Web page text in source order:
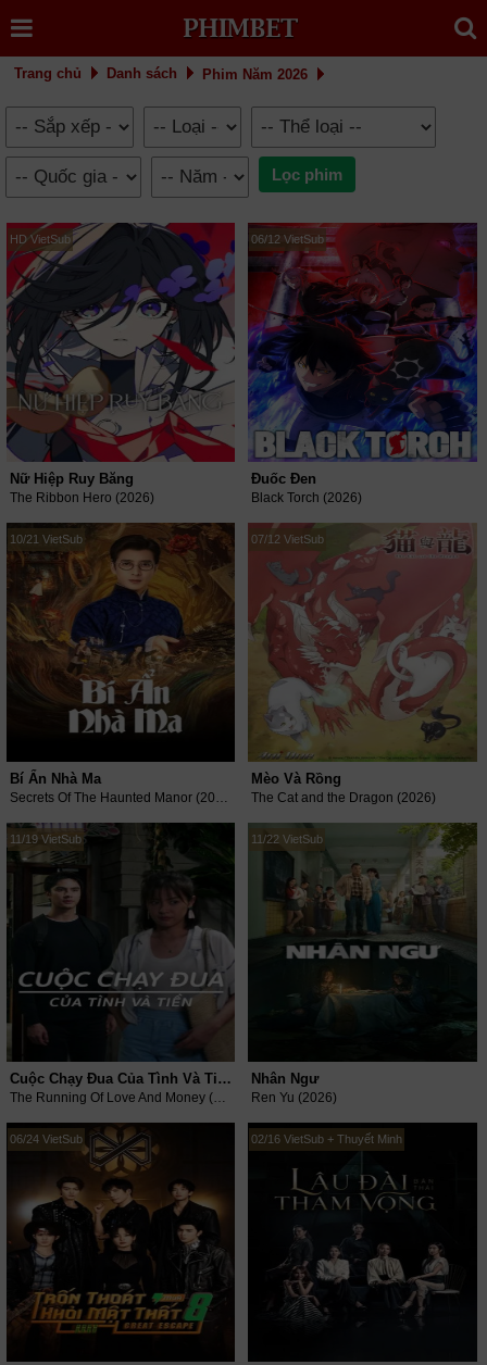
Trang chủ Danh sách Phim Năm 2026
HD VietSub
Nữ Hiệp Ruy Băng
The Ribbon Hero (2026)
06/12 VietSub
Đuốc Đen
Black Torch (2026)
10/21 VietSub
Bí Ẩn Nhà Ma
Secrets Of The Haunted Manor (2026)
07/12 VietSub
Mèo Và Rồng
The Cat and the Dragon (2026)
11/19 VietSub
Cuộc Chạy Đua Của Tình Và Tiền
The Running Of Love And Money (2026)
11/22 VietSub
Nhân Ngư
Ren Yu (2026)
06/24 VietSub 02/16 VietSub + Thuyết Minh